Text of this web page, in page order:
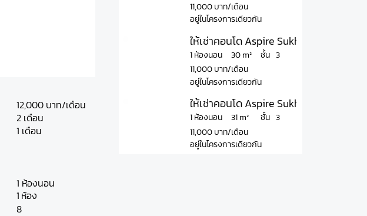
1 ห้องนอน
1
8
ห้อง
12,000 บาท/เดือน
2 เดือน
1 เดือน
11,000 บาท/เดือน
อยู่ในโครงการเดียวกัน
ให้เช่าคอนโด Aspire Sukhumvit -
1 ห้องนอน
11,000 บาท/เดือน
ชั้น
30 m² 3
อยู่ในโครงการเดียวกัน
ให้เช่าคอนโด Aspire Sukhumvit –
1 ห้องนอน
11,000 บาท/เดือน
ชั้น
31 m² 3
อยู่ในโครงการเดียวกัน